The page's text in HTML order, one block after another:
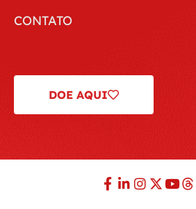
CONTATO
DOE AQUI